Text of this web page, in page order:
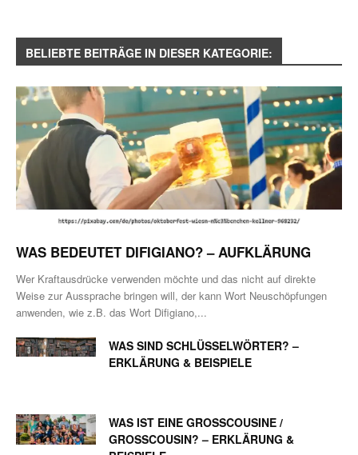
BELIEBTE BEITRÄGE IN DIESER KATEGORIE:
WAS BEDEUTET DIFIGIANO? – AUFKLÄRUNG
Wer Kraftausdrücke verwenden möchte und das nicht auf direkte
Weise zur Aussprache bringen will, der kann Wort Neuschöpfungen
anwenden, wie z.B. das Wort Difigiano,...
WAS SIND SCHLÜSSELWÖRTER? –
ERKLÄRUNG & BEISPIELE
WAS IST EINE GROSSCOUSINE / G
ROSSCOUSIN? – ERKLÄRUNG & BE